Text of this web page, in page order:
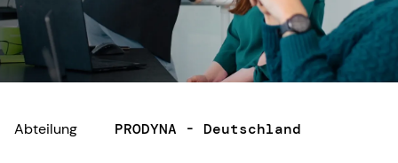
Abteilung PRODYNA - Deutschland